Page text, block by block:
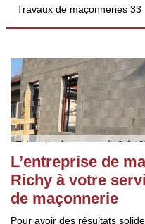
Travaux de maçonneries 33
L’entreprise de
Richy à votre
de maçonnerie
Pour avoir des résultats